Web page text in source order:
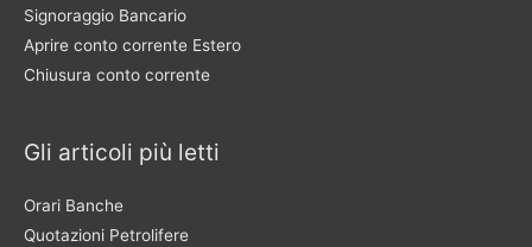
Signoraggio Bancario
Aprire conto corrente Estero
Chiusura conto corrente
Gli articoli più letti
Orari Banche
Quotazioni Petrolifere